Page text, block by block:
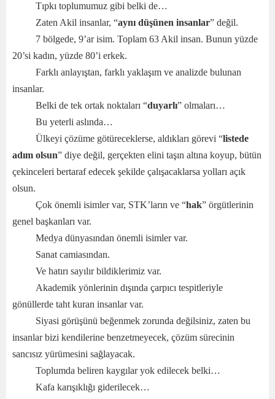
Tıpkı toplumumuz gibi belki de…
Zaten Akil insanlar, “aynı düşünen insanlar” değil.
7 bölgede, 9’ar isim. Toplam 63 Akil insan. Bunun yüzde
20’si kadın, yüzde 80’i erkek.
Farklı anlayıştan, farklı yaklaşım ve analizde bulunan
insanlar.
Belki de tek ortak noktaları “duyarlı” olmaları…
Bu yeterli aslında…
Ülkeyi çözüme götüreceklerse, aldıkları görevi “listede
adım olsun” diye değil, gerçekten elini taşın altına koyup, bütün
çekinceleri bertaraf edecek şekilde çalışacaklarsa yolları açık
olsun.
Çok önemli isimler var, STK’ların ve “hak” örgütlerinin
genel başkanları var.
Medya dünyasından önemli isimler var.
Sanat camiasından.
Ve hatırı sayılır bildiklerimiz var.
Akademik yönlerinin dışında çarpıcı tespitleriyle
gönüllerde taht kuran insanlar var.
Siyasi görüşünü beğenmek zorunda değilsiniz, zaten bu
insanlar bizi kendilerine benzetmeyecek, çözüm sürecinin
sancısız yürümesini sağlayacak.
Toplumda beliren kaygılar yok edilecek belki…
Kafa karışıklığı giderilecek…